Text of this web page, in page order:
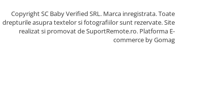
Copyright SC Baby Verified SRL. Marca inregistrata. Toate
drepturile asupra textelor si fotografiilor sunt rezervate. Site
realizat si promovat de SuportRemote.ro. Platforma E-
commerce by Gomag